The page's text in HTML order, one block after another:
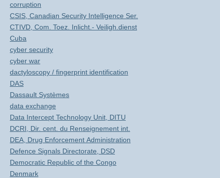
corruption
CSIS, Canadian Security Intelligence Ser.
CTIVD, Com. Toez. Inlicht.- Veiligh.dienst
Cuba
cyber security
cyber war
dactyloscopy / fingerprint identification
DAS
Dassault Systèmes
data exchange
Data Intercept Technology Unit, DITU
DCRI, Dir. cent. du Renseignement int.
DEA, Drug Enforcement Administration
Defence Signals Directorate, DSD
Democratic Republic of the Congo
Denmark